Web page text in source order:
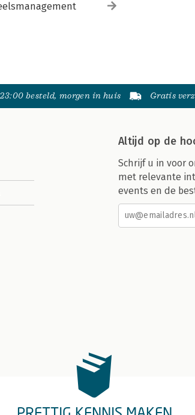
besteld, morgen in huis Gratis
Altijd op de
Schrijf u in voor
met relevante
events en de